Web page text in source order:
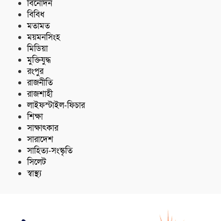
বিনোদন
বিবিধ
মতামত
ময়মনসিংহ
মিডিয়া
মুক্তিযুদ্ধ
রংপুর
রাজনীতি
রাজশাহী
লাইফস্টাইল-ফিচার
শিক্ষা
সাক্ষাৎকার
সারাদেশ
সাহিত্য-সংস্কৃতি
সিলেট
স্বাস্থ্য